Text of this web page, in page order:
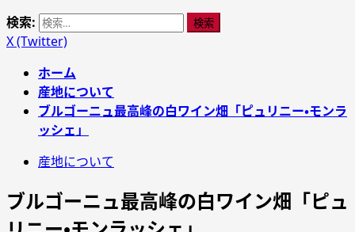
検索:
X (Twitter)
ホーム
産地について
ブルゴーニュ最高峰の白ワイン畑「ピュリニー・モンラ
ッシェ」
産地について
ブルゴーニュ最高峰の白ワイン畑「ピュ